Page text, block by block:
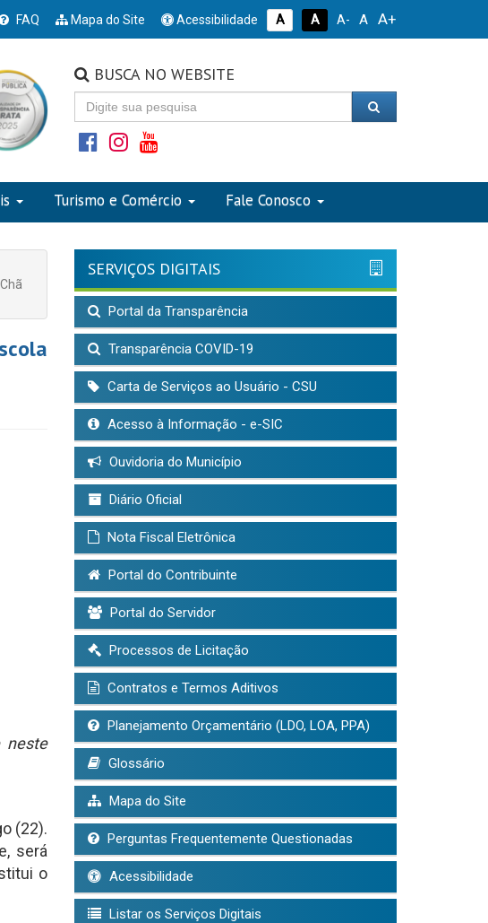
FAQ Mapa do Site Acessibilidade A A A- A A+
BUSCA NO WEBSITE
Turismo e Comércio Fale Conosco
neste
(22).
será
o
SERVIÇOS DIGITAIS
Portal da Transparência
Transparência COVID-19
Carta de Serviços ao Usuário - CSU
Acesso à Informação - e-SIC
Ouvidoria do Município
Diário Oficial
Nota Fiscal Eletrônica
Portal do Contribuinte
Portal do Servidor
Processos de Licitação
Contratos e Termos Aditivos
Planejamento Orçamentário (LDO, LOA, PPA)
Glossário
Mapa do Site
Perguntas Frequentemente Questionadas
Acessibilidade
Listar os Serviços Digitais